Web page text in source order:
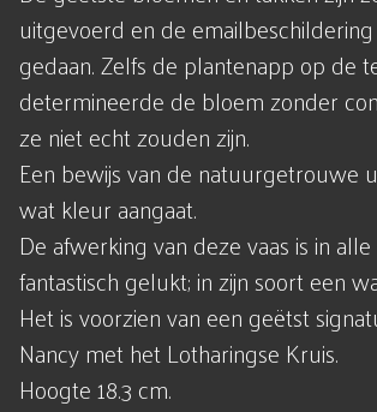
uitgevoerd en de
gedaan. Zelfs de plantenapp op de
determineerde de bloem zonder
ze niet echt zouden zijn.
Een bewijs van de natuurgetrouwe
wat kleur aangaat.
De afwerking van deze vaas is in
fantastisch gelukt; in zijn soort een
Het is voorzien van een geëtst
Nancy met het Lotharingse Kruis.
Hoogte 18.3 cm.